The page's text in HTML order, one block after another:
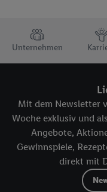
TRUSTBAR
Unternehmen
Mit dem Newsletter
Woche exklusiv und
Angebote,
Gewinnspiele,
direkt mit